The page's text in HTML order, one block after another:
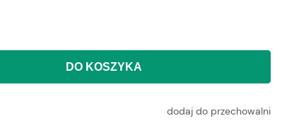
DO KOSZYKA
dodaj do przechowalni